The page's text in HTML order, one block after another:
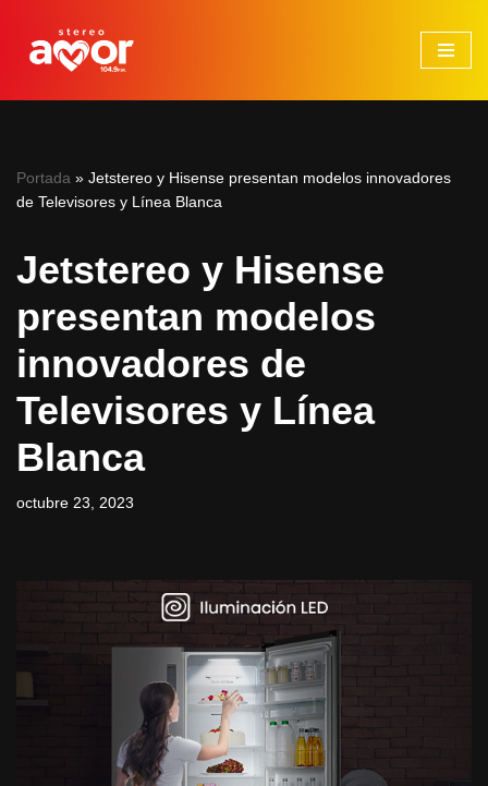
Saltar
Portada » Jetstereo y Hisense presentan modelos innovadores
de Televisores y Línea Blanca
Jetstereo y Hisense
presentan modelos
innovadores de
Televisores y Línea
Blanca
octubre 23, 2023